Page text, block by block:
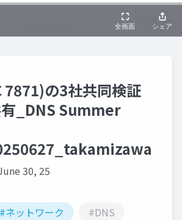
7871)の3社共同検証
_DNS Summer
30, 25
#ネットワーク
#DNS